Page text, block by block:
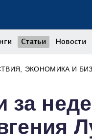
Статьи Новости
ЭКОНОМИКА И
за